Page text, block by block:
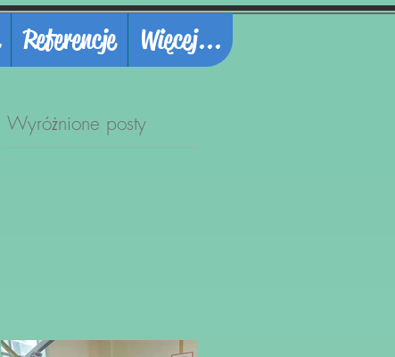
Referencje Więcej...
Wyróżnione posty